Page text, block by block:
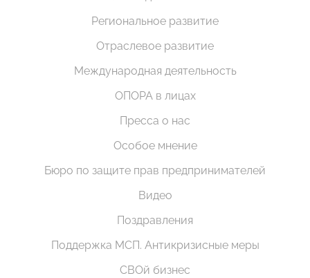
Региональное развитие
Отраслевое развитие
Международная деятельность
ОПОРА в лицах
Пресса о нас
Особое мнение
Бюро по защите прав предпринимателей
Видео
Поздравления
Поддержка МСП. Антикризисные меры
СВОй бизнес